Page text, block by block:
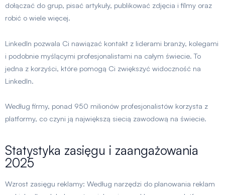
dołączać do grup, pisać artykuły, publikować zdjęcia i filmy oraz
robić o wiele więcej.
LinkedIn pozwala Ci nawiązać kontakt z liderami branży, kolegami
i podobnie myślącymi profesjonalistami na całym świecie. To
jedna z korzyści, które pomogą Ci zwiększyć widoczność na
LinkedIn.
Według firmy, ponad 950 milionów profesjonalistów korzysta z
platformy, co czyni ją największą siecią zawodową na świecie.
Statystyka zasięgu i zaangażowania
2025
Wzrost zasięgu reklamy: Według narzędzi do planowania reklam